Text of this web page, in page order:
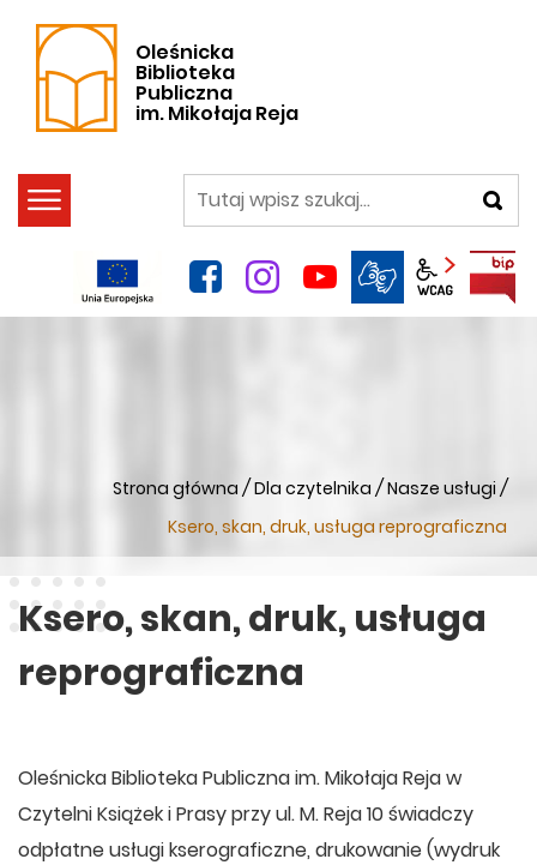
Oleśnicka
Biblioteka
Publiczna
im. Mikołaja Reja
szukaj
facebookinstagram
YouTube
Panel
Strona główna / Dla czytelnika / Nasze usługi /
Ksero, skan, druk, usługa reprograficzna
Ksero, skan, druk, usługa
reprograficzna
Oleśnicka Biblioteka Publiczna im. Mikołaja Reja w
Czytelni Książek i Prasy przy ul. M. Reja 10 świadczy
odpłatne usługi kserograficzne, drukowanie (wydruk